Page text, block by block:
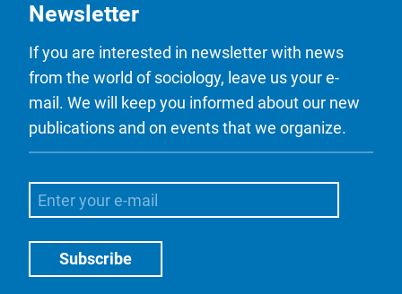
Newsletter
If you are interested in newsletter with news
from the world of sociology, leave us your e-
mail. We will keep you informed about our new
publications and on events that we organize.